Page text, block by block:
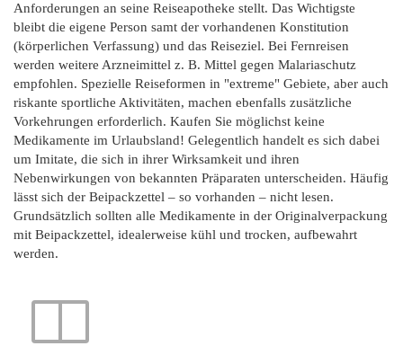
Anforderungen an seine Reiseapotheke stellt. Das Wichtigste
bleibt die eigene Person samt der vorhandenen Konstitution
(körperlichen Verfassung) und das Reiseziel. Bei Fernreisen
werden weitere Arzneimittel z. B. Mittel gegen Malariaschutz
empfohlen. Spezielle Reiseformen in "extreme" Gebiete, aber auch
riskante sportliche Aktivitäten, machen ebenfalls zusätzliche
Vorkehrungen erforderlich. Kaufen Sie möglichst keine
Medikamente im Urlaubsland! Gelegentlich handelt es sich dabei
um Imitate, die sich in ihrer Wirksamkeit und ihren
Nebenwirkungen von bekannten Präparaten unterscheiden. Häufig
lässt sich der Beipackzettel – so vorhanden – nicht lesen.
Grundsätzlich sollten alle Medikamente in der Originalverpackung
mit Beipackzettel, idealerweise kühl und trocken, aufbewahrt
werden.